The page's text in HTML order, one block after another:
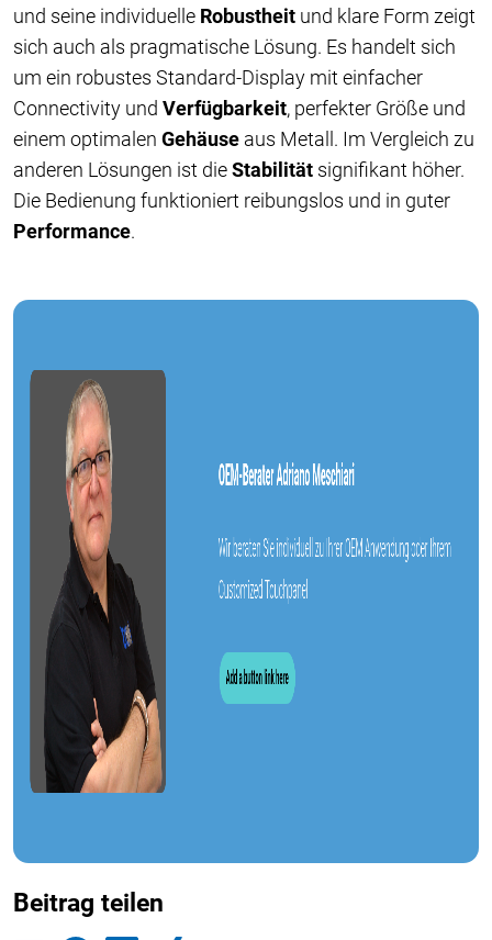
und seine individuelle Robustheit und klare Form zeigt
sich auch als pragmatische Lösung. Es handelt sich
um ein robustes Standard-Display mit einfacher
Connectivity und Verfügbarkeit, perfekter Größe und
einem optimalen Gehäuse aus Metall. Im Vergleich zu
anderen Lösungen ist dieStabilität signifikant höher.
Die Bedienung funktioniert reibungslos und in guter
Performance.
Beitrag teilen